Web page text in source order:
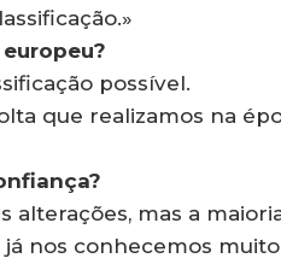
possível.
que realizamos na
alterações, mas a
nos conhecemos muito